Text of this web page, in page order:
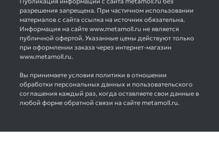
разрешения запрещена. При частичном использовании
материалов с сайта ссылка на источник обязательна.
Информация на сайте www.metamoll.ru не является
публичной офертой. Указанные цены действуют только
при оформлении заказа через интернет-магазин
www.metamoll.ru.
Вы принимаете условия политики в отношении
обработки персональных данных и пользовательского
соглашения каждый раз, когда оставляете свои данные в
любой форме обратной связи на сайте metamoll.ru.